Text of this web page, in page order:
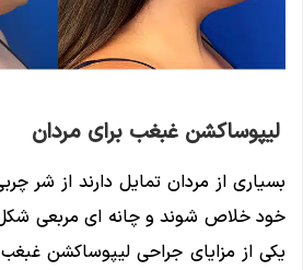
لیپوساکشن غبغب برای مردان
بسیاری از مردان تمایل دارند از شر
خود خلاص شوند و چانه ای مربعی شکل
یکی از مزایای جراحی لیپوساکشن